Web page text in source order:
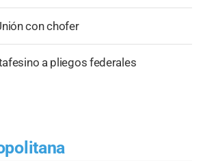
con chofer
a pliegos federales